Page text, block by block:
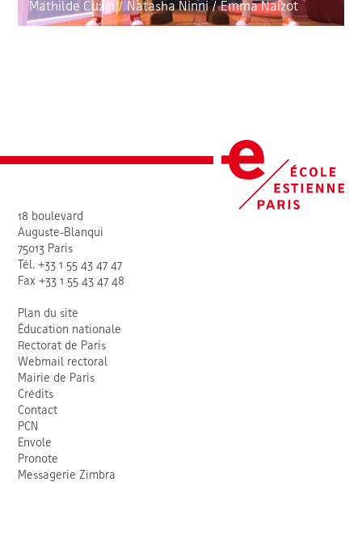
Mathilde Cuzin/Natasha Ninni/Emma Naizot
18 boulevard
Auguste-Blanqui
75013 Paris
Tél. +33 1 55 43 47 47
Fax +33 1 55 43 47 48
Plan du site
Éducation nationale
Rectorat de Paris
Webmail rectoral
Mairie de Paris
Crédits
Contact
PCN
Envole
Pronote
Messagerie Zimbra